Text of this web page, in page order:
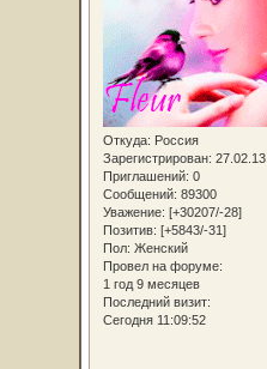
Откуда: Россия
Зарегистрирован: 27.02.13
Приглашений: 0
Сообщений: 89300
Уважение: [+30207/-28]
Позитив: [+5843/-31]
Пол: Женский
Провел на форуме:
1 год 9 месяцев
Последний визит:
Сегодня 11:09:52